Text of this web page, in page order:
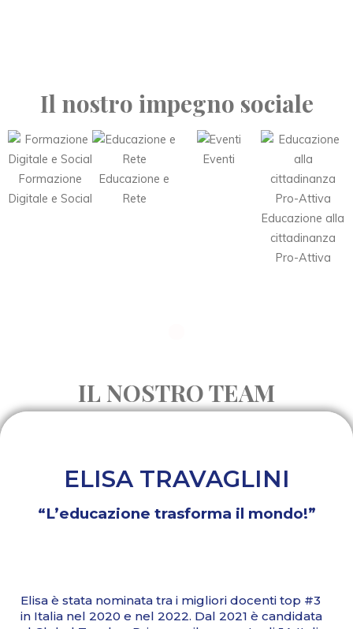
Il nostro impegno sociale
Formazione
Digitale e Social
Educazione e
Rete
Eventi
Educazione alla
cittadinanza
Pro-Attiva
IL NOSTRO TEAM
ELISA TRAVAGLINI
“L’educazione trasforma il mondo!”
Elisa è stata nominata tra i migliori docenti top #3
in Italia nel 2020 e nel 2022. Dal 2021 è candidata